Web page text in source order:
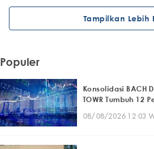
Tampilkan Lebih
Populer
Konsolidasi BACH
TOWR Tumbuh 12
08/08/2026 12:03